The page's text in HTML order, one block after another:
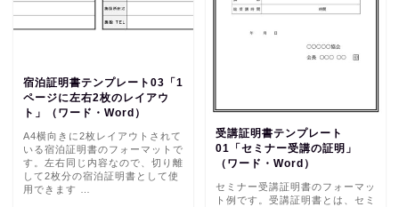
宿泊証明書テンプレート03「1
ページに左右2枚のレイアウ
ト」（ワード・Word）
A4横向きに2枚レイアウトされて
いる宿泊証明書のフォーマットで
す。左右同じ内容なので、切り離
して2枚分の宿泊証明書として使
用できます …
受講証明書テンプレート
01「セミナー受講の証明」
（ワード・Word）
セミナー受講証明書のフォーマッ
ト例です。受講証明書とは、セミ